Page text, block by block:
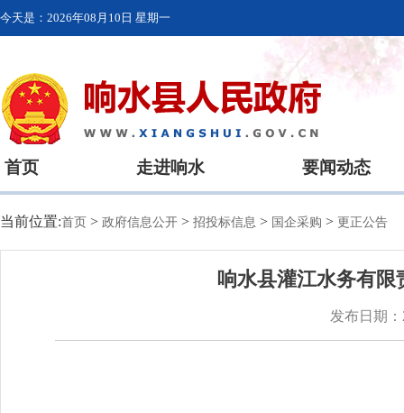
今天是： 2026年08月10日 星期一
首页 走进响水 要闻动态
当前位置:首页 > 政府信息公开 > 招投标信息 > 国企采购 > 更正公告
响水县灌江水务有
发布日期